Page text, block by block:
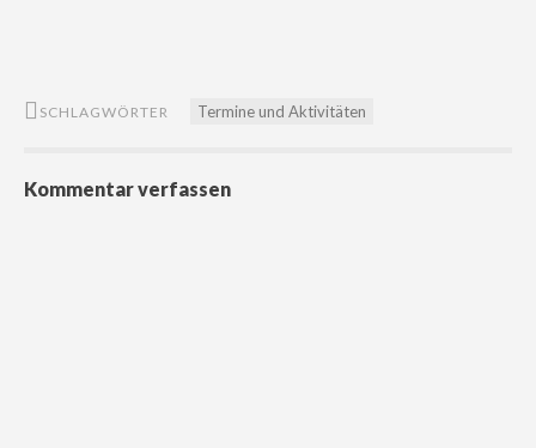
SCHLAGWÖRTER Termine und Aktivitäten
Kommentar verfassen